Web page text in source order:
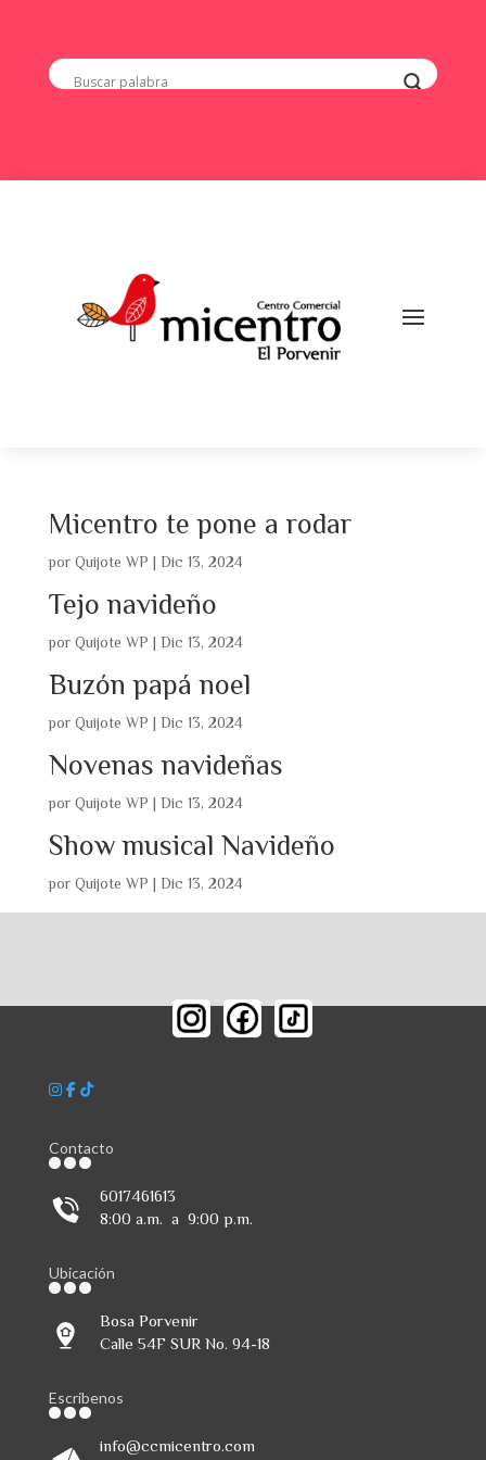
Micentro te pone a rodar
por Quijote WP | Dic 13, 2024
Tejo navideño
por Quijote WP | Dic 13, 2024
Buzón papá noel
por Quijote WP | Dic 13, 2024
Novenas navideñas
por Quijote WP | Dic 13, 2024
Show musical Navideño
por Quijote WP | Dic 13, 2024
Contacto
6017461613
8:00 a.m. a 9:00 p.m.
Ubicación
Bosa Porvenir
Calle 54F SUR No. 94-18
Escribenos
info@ccmicentro.com